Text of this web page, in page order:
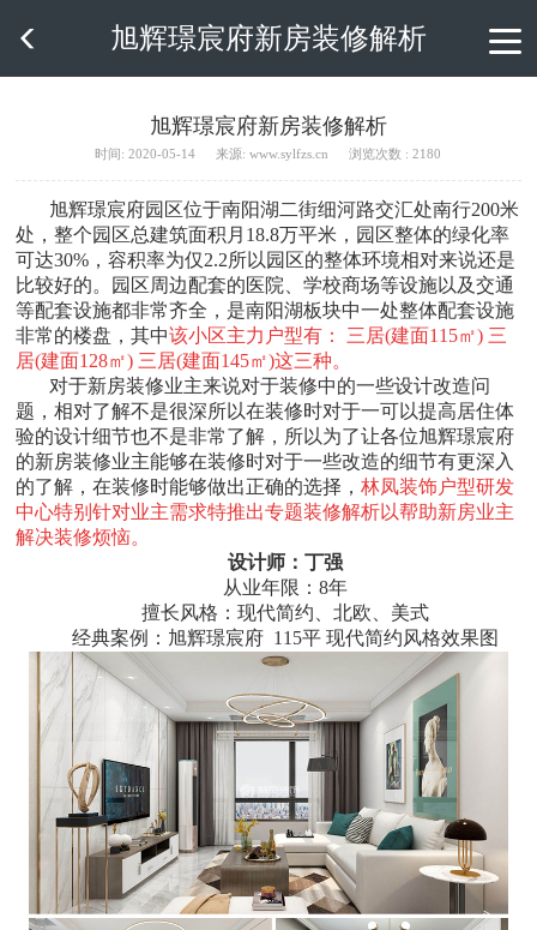
 旭辉璟宸府新房装修解析
旭辉璟宸府新房装修解析
时间: 2020-05-14 来源: www.sylfzs.cn 浏览次数 : 2180
旭辉璟宸府园区位于南阳湖二街细河路交汇处南行200米
处，整个园区总建筑面积月18.8万平米，园区整体的绿化率
可达30%，容积率为仅2.2所以园区的整体环境相对来说还是
比较好的。园区周边配套的医院、学校商场等设施以及交通
等配套设施都非常齐全，是南阳湖板块中一处整体配套设施
非常的楼盘，其中该小区主力户型有： 三居(建面115㎡) 三
居(建面128㎡) 三居(建面145㎡)这三种。
对于新房装修业主来说对于装修中的一些设计改造问
题，相对了解不是很深所以在装修时对于一可以提高居住体
验的设计细节也不是非常了解，所以为了让各位旭辉璟宸府
的新房装修业主能够在装修时对于一些改造的细节有更深入
的了解，在装修时能够做出正确的选择，林凤装饰户型研发
中心特别针对业主需求特推出专题装修解析以帮助新房业主
解决装修烦恼。
设计师：丁强
从业年限：8年
擅长风格：现代简约、北欧、美式
经典案例：旭辉璟宸府 115平 现代简约风格效果图